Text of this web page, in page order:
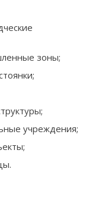
зоны;
учреждения;